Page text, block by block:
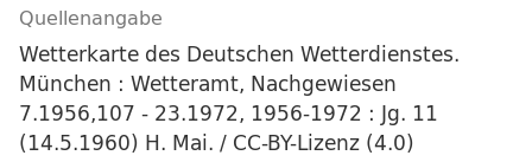
Quellenangabe
Wetterkarte des Deutschen Wetterdienstes.
München : Wetteramt, Nachgewiesen
7.1956,107 - 23.1972, 1956-1972 : Jg. 11
(14.5.1960) H. Mai. / CC-BY-Lizenz (4.0)